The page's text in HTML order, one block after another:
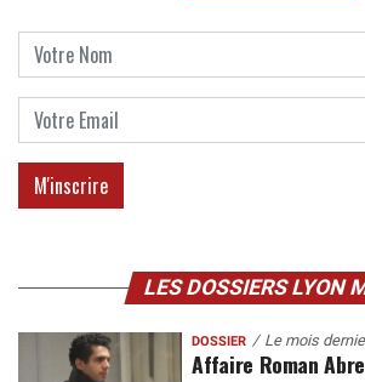
LES DOSSIERS LYON
DOSSIER Le mois
Affaire Roman